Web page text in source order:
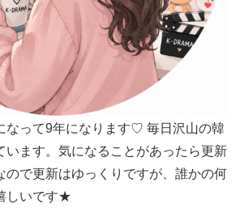
なって9年になります♡ 毎日沢山の韓
います。気になることがあったら更新
ので更新はゆっくりですが、誰かの何
しいです★